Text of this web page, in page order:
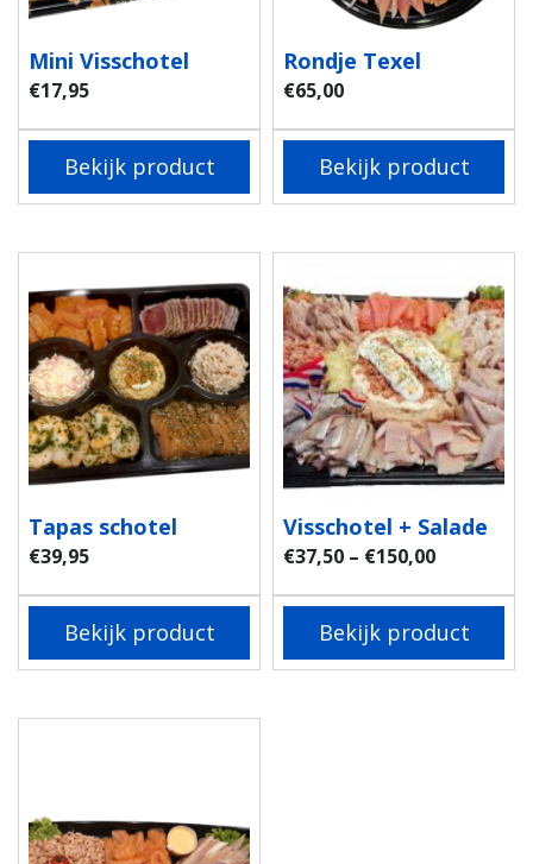
Mini Visschotel
€17,95
Bekijk product
Rondje Texel
€65,00
Bekijk product
Tapas schotel
€39,95
Bekijk product
Visschotel + Salade
€37,50 – €150,00
Bekijk product